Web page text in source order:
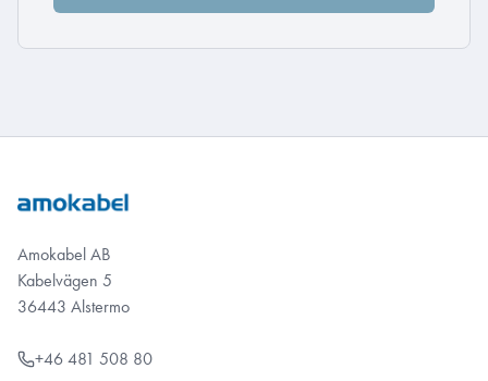
Amokabel AB
Kabelvägen 5
36443 Alstermo
+46 481 508 80